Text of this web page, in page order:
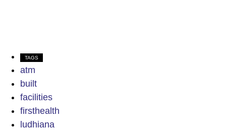
TAGS
atm
built
facilities
firsthealth
ludhiana